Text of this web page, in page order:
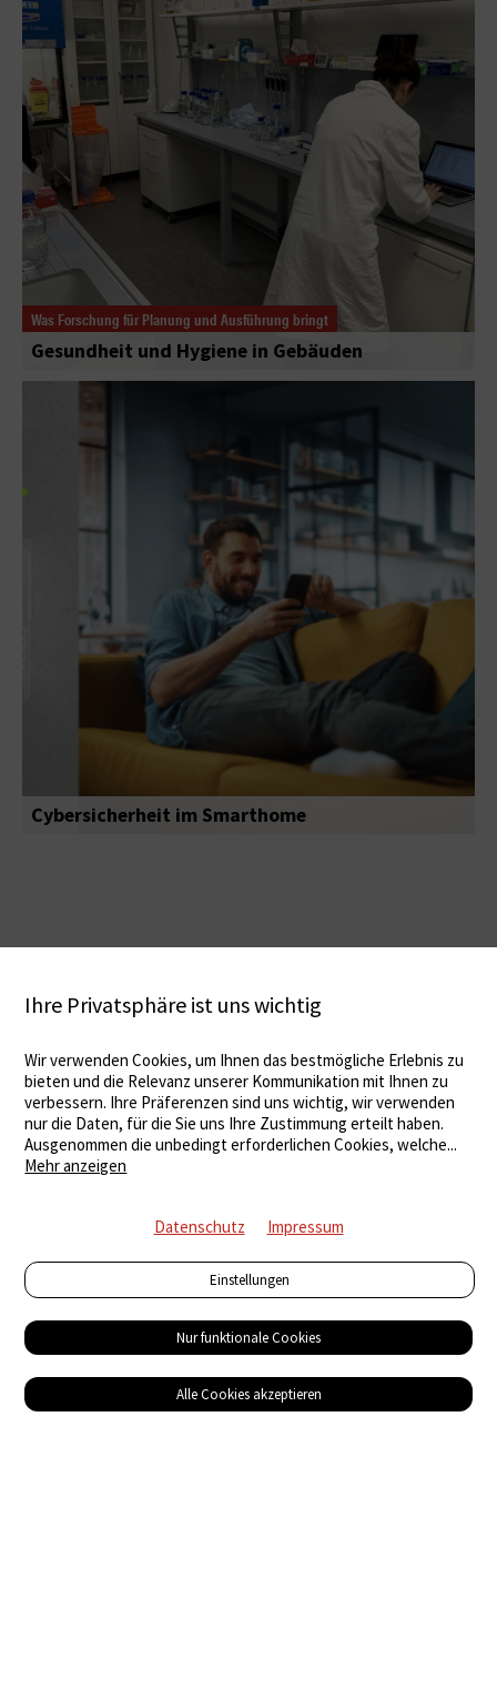
Was Forschung für Planung und Ausführung bringt
Gesundheit und Hygiene in Gebäuden
Cybersicherheit im Smarthome
Ihre Privatsphäre ist uns wichtig
Wir verwenden Cookies, um Ihnen das bestmögliche Erlebnis zu
bieten und die Relevanz unserer Kommunikation mit Ihnen zu
verbessern. Ihre Präferenzen sind uns wichtig, wir verwenden
nur die Daten, für die Sie uns Ihre Zustimmung erteilt haben.
Ausgenommen die unbedingt erforderlichen Cookies, welche...
Mehr anzeigen
Datenschutz Impressum
Einstellungen
Nur funktionale Cookies
Alle Cookies akzeptieren